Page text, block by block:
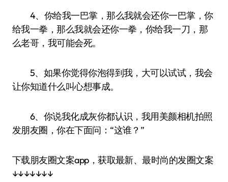
4、你给我一巴掌，那么我就会还你一巴掌，你
给我一拳，那么我就会还你一拳，你给我一刀，那
么老哥，我可能会死。
5、如果你觉得你泡得到我，大可以试试，我会
让你知道什么叫心想事成。
6、你说我化成灰你都认识，我用美颜相机拍照
发朋友圈，你在下面问：“这谁？”
下载朋友圈文案app，获取最新、最时尚的发圈文案
↓↓↓↓↓↓↓